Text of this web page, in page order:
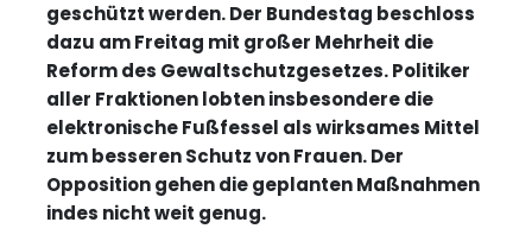
geschützt werden. Der Bundestag beschloss
dazu am Freitag mit großer Mehrheit die
Reform des Gewaltschutzgesetzes. Politiker
aller Fraktionen lobten insbesondere die
elektronische Fußfessel als wirksames Mittel
zum besseren Schutz von Frauen. Der
Opposition gehen die geplanten Maßnahmen
indes nicht weit genug.